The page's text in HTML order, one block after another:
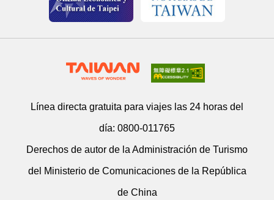
Línea directa gratuita para viajes las 24 horas del
día: 0800-011765
Derechos de autor de la Administración de Turismo
del Ministerio de Comunicaciones de la República
de China